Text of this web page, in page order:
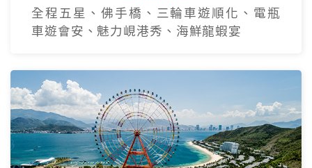
全程五星、佛手橋、三輪車遊順化、電瓶
車遊會安、魅力峴港秀、海鮮龍蝦宴